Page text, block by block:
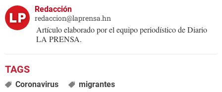
Redacción
redaccion@laprensa.hn
Artículo elaborado por el equipo periodístico de Diario
LA PRENSA.
Coronavirus migrantes